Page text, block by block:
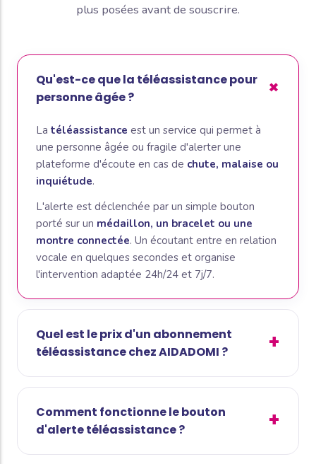
plus posées avant de souscrire.
Qu'est-ce que la téléassistance pour
personne âgée ?
La téléassistance est un service qui permet à
une personne âgée ou fragile d'alerter une
plateforme d'écoute en cas de chute, malaise ou
inquiétude.
L'alerte est déclenchée par un simple bouton
porté sur un médaillon, un bracelet ou une
montre connectée. Un écoutant entre en relation
vocale en quelques secondes et organise
l'intervention adaptée 24h/24 et 7j/7.
Quel est le prix d'un abonnement
téléassistance chez AIDADOMI ?
Comment fonctionne le bouton
d'alerte téléassistance ?